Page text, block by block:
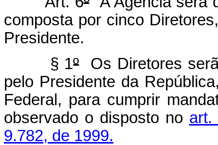
composta por cinco
Presidente.
§ 1ºOs Diretores
pelo Presidente da
Federal, para cumprir
observado o disposto no art.
9.782, de 1999.